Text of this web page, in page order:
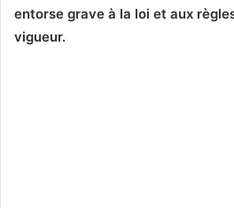
entorse grave à la loi et aux
vigueur.